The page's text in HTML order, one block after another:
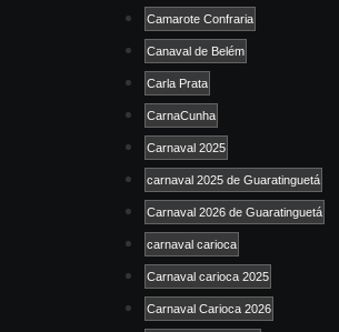
Camarote Confraria
Canaval de Belém
Carla Prata
CarnaCunha
Carnaval 2025
carnaval 2025 de Guaratinguetá
Carnaval 2026 de Guaratinguetá
carnaval carioca
Carnaval carioca 2025
Carnaval Carioca 2026